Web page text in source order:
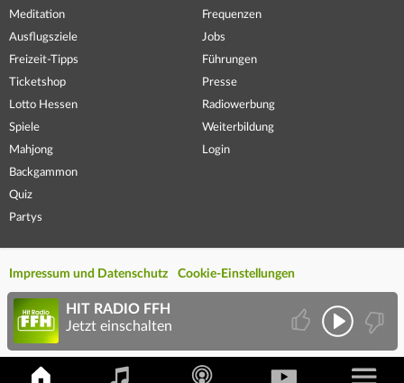
Meditation
Ausflugsziele
Freizeit-Tipps
Ticketshop
Lotto Hessen
Spiele
Mahjong
Backgammon
Quiz
Partys
Frequenzen
Jobs
Führungen
Presse
Radiowerbung
Weiterbildung
Login
Impressum und Datenschutz Cookie-Einstellungen
HIT RADIO FFH
Jetzt einschalten